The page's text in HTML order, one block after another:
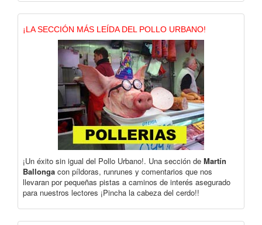
¡LA SECCIÓN MÁS LEÍDA DEL POLLO URBANO!
¡Un éxito sin igual del Pollo Urbano!. Una sección de Martín
Ballonga con píldoras, runrunes y comentarios que nos
llevaran por pequeñas pistas a caminos de interés asegurado
para nuestros lectores ¡Pincha la cabeza del cerdo!!